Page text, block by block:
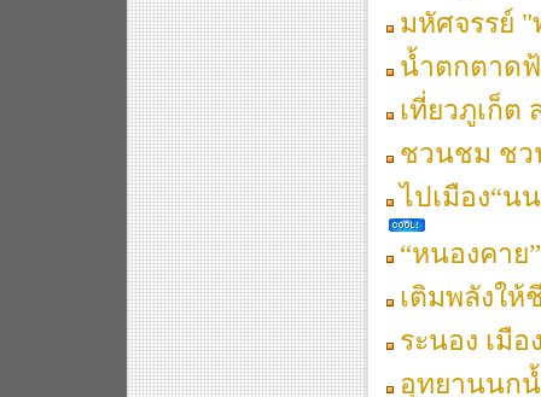
มหัศจรรย์
น้ำตกตาด
เที่ยวภูเก็ต
ชวนชม ชว
ไปเมือง“น
“หนองคาย
เติมพลังให้
ระนอง เมื
อุทยานนก